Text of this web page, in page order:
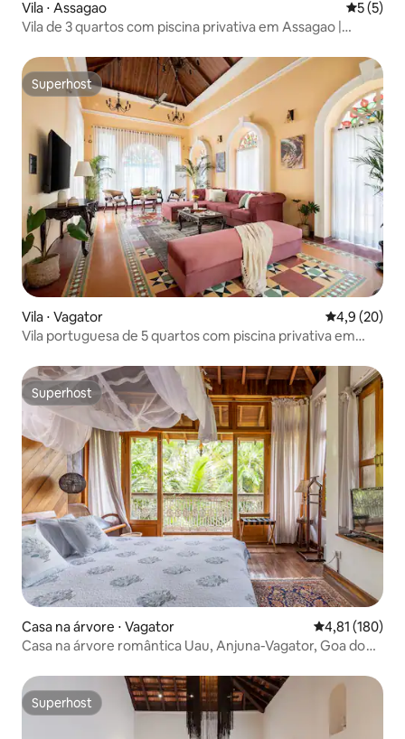
Vila ⋅ Assagao 5 de
5 (5)
Vila de 3 quartos com piscina privativa em Assagao |
Superhost
Superhost
Vila ⋅ Vagator 4,9 de uma
4,9 (20)
Vila portuguesa de 5 quartos com piscina privativa em
Superhost
Superhost
Casa na árvore ⋅ Vagator 4,81 de uma
4,81 (180)
Casa na árvore romântica Uau, Anjuna-Vagator, Goa do
Superhost
Superhost